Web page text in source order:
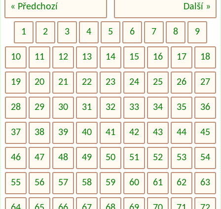
« Předchozí Další »
1 2 3 4 5 6 7 8 9
10 11 12 13 14 15 16 17 18
19 20 21 22 23 24 25 26 27
28 29 30 31 32 33 34 35 36
37 38 39 40 41 42 43 44 45
46 47 48 49 50 51 52 53 54
55 56 57 58 59 60 61 62 63